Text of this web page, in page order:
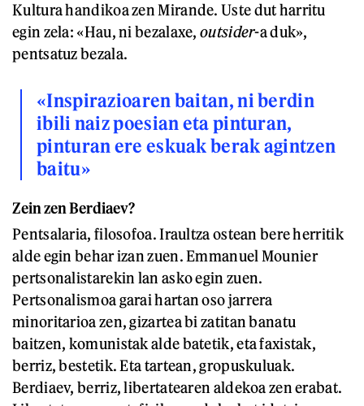
Kultura handikoa zen Mirande. Uste dut harritu
egin zela: «Hau, ni bezalaxe,outsider-a duk»,
pentsatuz bezala.
«Inspirazioaren baitan, ni berdin
ibili naiz poesian eta pinturan,
pinturan ere eskuak berak agintzen
baitu»
Zein zen Berdiaev?
Pentsalaria, filosofoa. Iraultza ostean bere herritik
alde egin behar izan zuen. Emmanuel Mounier
pertsonalistarekin lan asko egin zuen.
Pertsonalismoa garai hartan oso jarrera
minoritarioa zen, gizartea bi zatitan banatu
baitzen, komunistak alde batetik, eta faxistak,
berriz, bestetik. Eta tartean, gropuskuluak.
Berdiaev, berriz, libertatearen aldekoa zen erabat.